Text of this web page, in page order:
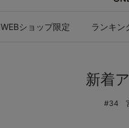
WEBショップ限定 ランキン
新着
#34